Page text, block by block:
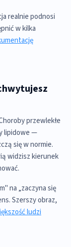
realnie podnosi
w kilka
przewlekłe
lipidowe —
się w normie.
widzisz kierunek
na „zaczyna się
Szerszy obraz,
ludzi